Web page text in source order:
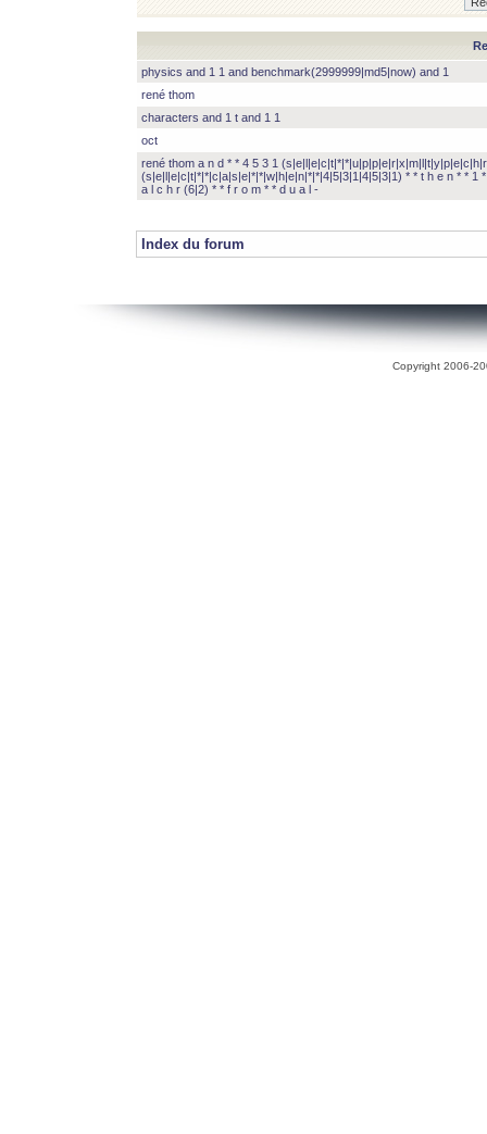
physics and 1 1 and benchmark(2999999|md5|now) and 1
rené thom
characters and 1 t and 1 1
oct
rené thom a n d * * 4 5 3 1
(s|e|l|e|c|t|*|*|c|a|s|e|*|*|w|h|e|n|*|*|4|5|3|1|4|5|3|1) * * t h e n * * 1
a l c h r (6|2) * * f r o m * * d u a l -
Index du forum
Copyright 2006-